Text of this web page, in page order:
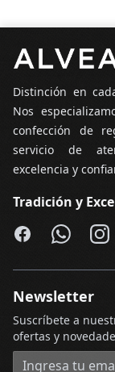
Distinción en
Nos
confección de
servicio de
excelencia y
Tradición y
Facebook
Newsletter
Suscríbete a
ofertas y
Dirección de